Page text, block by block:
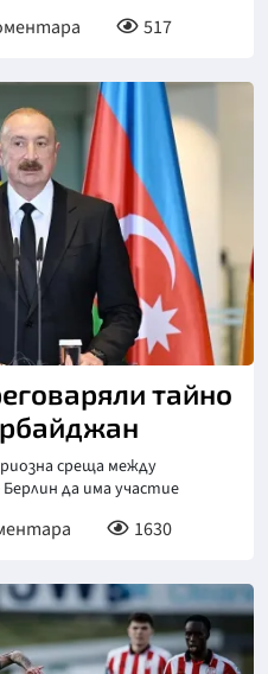
517
тайно
среща между
да има участие
1630